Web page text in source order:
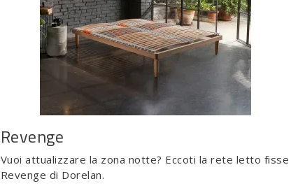
Revenge
Vuoi attualizzare la zona notte? Eccoti la rete letto fisse
Revenge di Dorelan.